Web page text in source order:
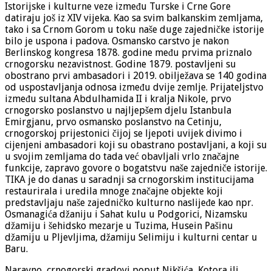
Istorijske i kulturne veze između Turske i Crne Gore
datiraju još iz XIV vijeka. Kao sa svim balkanskim zemljama,
tako i sa Crnom Gorom u toku naše duge zajedničke istorije
bilo je uspona i padova. Osmansko carstvo je nakon
Berlinskog kongresa 1878. godine među prvima priznalo
crnogorsku nezavistnost. Godine 1879. postavljeni su
obostrano prvi ambasadori i 2019. obilježava se 140 godina
od uspostavljanja odnosa između dvije zemlje. Prijateljstvo
između sultana Abdulhamida II i kralja Nikole, prvo
crnogorsko poslanstvo u najljepšem djelu Istanbula
Emirgjanu, prvo osmansko poslanstvo na Cetinju,
crnogorskoj prijestonici čijoj se ljepoti uvijek divimo i
cijenjeni ambasadori koji su obastrano postavljani, a koji su
u svojim zemljama do tada već obavljali vrlo značajne
funkcije, zapravo govore o bogatstvu naše zajedniče istorije.
TIKA je do danas u saradnji sa crnogorskim institucijama
restaurirala i uredila mnoge značajne objekte koji
predstavljaju naše zajedničko kulturno naslijeđe kao npr.
Osmanagića džaniju i Sahat kulu u Podgorici, Nizamsku
džamiju i šehidsko mezarje u Tuzima, Husein Pašinu
džamiju u Pljevljima, džamiju Selimiju i kulturni centar u
Baru.